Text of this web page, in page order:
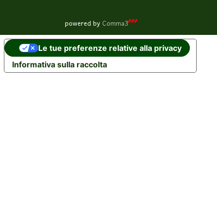
powered byComma3
Informativa sulla raccolta
Le tue preferenze relative alla privacy